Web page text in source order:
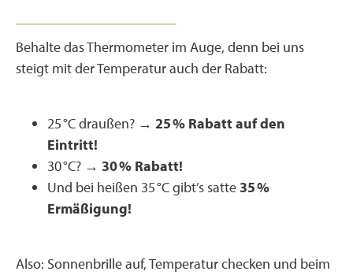
Behalte das Thermometer im Auge, denn bei uns
steigt mit der Temperatur auch der Rabatt:
25 °C draußen? → 25 % Rabatt auf den
Eintritt!
30 °C? → 30 % Rabatt!
Und bei heißen 35 °C gibt’s satte 35 %
Ermäßigung!
Also: Sonnenbrille auf, Temperatur checken und beim